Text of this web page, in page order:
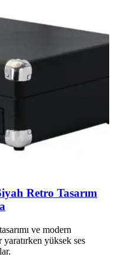
Retro Tasarım
ve modern
yüksek ses